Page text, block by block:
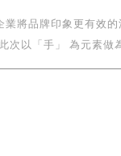
將品牌印象更有效
以「手」 為元素